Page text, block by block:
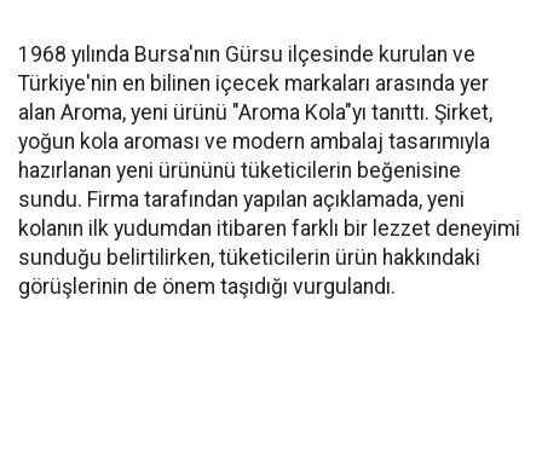
1968 yılında Bursa'nın Gürsu ilçesinde kurulan ve
Türkiye'nin en bilinen içecek markaları arasında yer
alan Aroma, yeni ürünü "Aroma Kola"yı tanıttı. Şirket,
yoğun kola aroması ve modern ambalaj tasarımıyla
hazırlanan yeni ürününü tüketicilerin beğenisine
sundu. Firma tarafından yapılan açıklamada, yeni
kolanın ilk yudumdan itibaren farklı bir lezzet deneyimi
sunduğu belirtilirken, tüketicilerin ürün hakkındaki
görüşlerinin de önem taşıdığı vurgulandı.